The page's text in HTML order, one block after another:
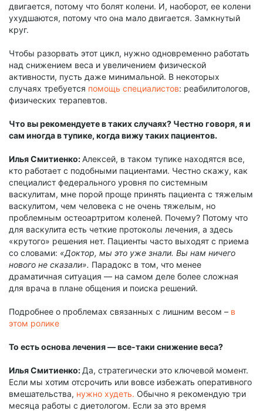
двигается, потому что болят колени. И, наоборот, ее колени
ухудшаются, потому что она мало двигается. Замкнутый
круг.
Чтобы разорвать этот цикл, нужно одновременно работать
над снижением веса и увеличением физической
активности, пусть даже минимальной. В некоторых
случаях требуется помощь специалистов: реабилитологов,
физических терапевтов.
Что вы рекомендуете в таких случаях? Честно говоря, я и
сам иногда в тупике, когда вижу таких пациентов.
Илья Смитиенко:Алексей, в таком тупике находятся все,
кто работает с подобными пациентами. Честно скажу, как
специалист федерального уровня по системным
васкулитам, мне порой проще принять пациента с тяжелым
васкулитом, чем человека с не очень тяжелым, но
проблемным остеоартритом коленей. Почему? Потому что
для васкулита есть четкие протоколы лечения, а здесь
«крутого» решения нет. Пациенты часто выходят с приема
со словами: «Доктор, мы это уже знали. Вы нам ничего
нового не сказали». Парадокс в том, что менее
драматичная ситуация — на самом деле более сложная
для врача в плане общения и поиска решений.
Подробнее о проблемах связанных с лишним весом – в
этом ролике
То есть основа лечения — все-таки снижение веса?
Илья Смитиенко: Да, стратегически это ключевой момент.
Если мы хотим отсрочить или вовсе избежать оперативного
вмешательства, нужно худеть. Обычно я рекомендую три
месяца работы с диетологом. Если за это время